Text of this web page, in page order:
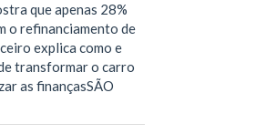
que apenas 28%
o refinanciamento de
explica como e
transformar o carro
as finançasSÃO